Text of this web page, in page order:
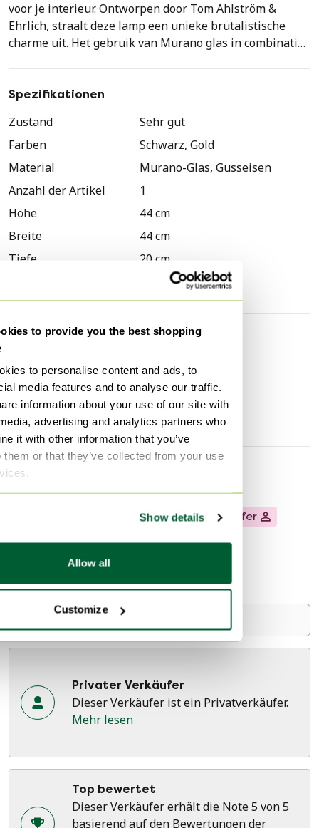
to provide you the best shopping
to personalise content and ads, to
media features and to analyse our traffic.
information about your use of our site with
advertising and analytics partners who
it with other information that you’ve
them or that they’ve collected from your use
Show details
Allow all
Customize
voor je interieur. Ontworpen door Tom Ahlström &
Ehrlich, straalt deze lamp een unieke brutalistische
charme uit. Het gebruik van Murano glas in combinatie
- Brutalistische stijl uit de jaren 60
- Perfect voor een mid-century modern interieur
prachtige wandlamp. Ideaal voor liefhebbers van design
en karaktervolle verlichting!
Spezifikationen
Zustand
Sehr gut
Farben
Schwarz, Gold
Material
Murano-Glas, Gusseisen
Anzahl der Artikel
1
Höhe
44 cm
Breite
44 cm
Tiefe
20 cm
Kratzer
Wandleuchten
Verkäuferinformationen
Über diesen Verkäufer Privater Verkäufer
4 Bewertungen
Doornenburg, Niederlande
Bei Whoppah seit April 2024 • 23 Verkäufe
Verkäufer kontaktieren
Privater Verkäufer
Dieser Verkäufer ist ein Privatverkäufer.
Mehr lesen
Top bewertet
Dieser Verkäufer erhält die Note 5 von 5
basierend auf den Bewertungen der